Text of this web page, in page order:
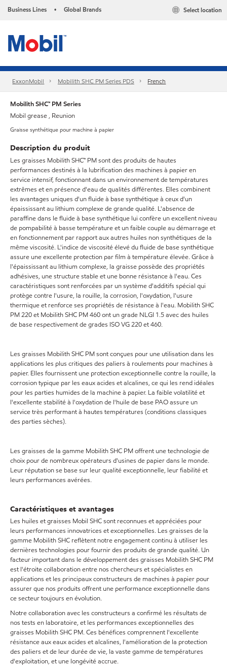
Business Lines • Global Brands Select location
ExxonMobil Mobilith SHC PM Series PDS French
Mobilith SHC™ PM Series
Mobil grease , Reunion
Graisse synthétique pour machine à papier
Description du produit
Les graisses Mobilith SHC™ PM sont des produits de hautes
performances destinés à la lubrification des machines à papier en
service intensif, fonctionnant dans un environnement de températures
extrêmes et en présence d'eau de qualités différentes. Elles combinent
les avantages uniques d'un fluide à base synthétique à ceux d'un
épaississant au lithium complexe de grande qualité. L'absence de
paraffine dans le fluide à base synthétique lui confère un excellent niveau
de pompabilité à basse température et un faible couple au démarrage et
en fonctionnement par rapport aux autres huiles non synthétiques de la
même viscosité. L'indice de viscosité élevé du fluide de base synthétique
assure une excellente protection par film à température élevée. Grâce à
l'épaississant au lithium complexe, la graisse possède des propriétés
adhésives, une structure stable et une bonne résistance à l'eau. Ces
caractéristiques sont renforcées par un système d'additifs spécial qui
protège contre l'usure, la rouille, la corrosion, l'oxydation, l'usure
thermique et renforce ses propriétés de résistance à l'eau. Mobilith SHC
PM 220 et Mobilith SHC PM 460 ont un grade NLGI 1.5 avec des huiles
de base respectivement de grades ISO VG 220 et 460.
Les graisses Mobilith SHC PM sont conçues pour une utilisation dans les
applications les plus critiques des paliers à roulements pour machines à
papier. Elles fournissent une protection exceptionnelle contre la rouille, la
corrosion typique par les eaux acides et alcalines, ce qui les rend idéales
pour les parties humides de la machine à papier. La faible volatilité et
l'excellente stabilité à l'oxydation de l'huile de base PAO assure un
service très performant à hautes températures (conditions classiques
des parties sèches).
Les graisses de la gamme Mobilith SHC PM offrent une technologie de
choix pour de nombreux opérateurs d'usines de papier dans le monde.
Leur réputation se base sur leur qualité exceptionnelle, leur fiabilité et
leurs performances avérées.
Caractéristiques et avantages
Les huiles et graisses Mobil SHC sont reconnues et appréciées pour
leurs performances innovatrices et exceptionnelles. Les graisses de la
gamme Mobilith SHC reflètent notre engagement continu à utiliser les
dernières technologies pour fournir des produits de grande qualité. Un
facteur important dans le développement des graisses Mobilith SHC PM
est l'étroite collaboration entre nos chercheurs et spécialistes en
applications et les principaux constructeurs de machines à papier pour
assurer que nos produits offrent une performance exceptionnelle dans
ce secteur toujours en évolution.
Notre collaboration avec les constructeurs a confirmé les résultats de
nos tests en laboratoire, et les performances exceptionnelles des
graisses Mobilith SHC PM. Ces bénéfices comprennent l'excellente
résistance aux eaux acides et alcalines, l'amélioration de la protection
des paliers et de leur durée de vie, la vaste gamme de températures
d'exploitation, et une longévité accrue.